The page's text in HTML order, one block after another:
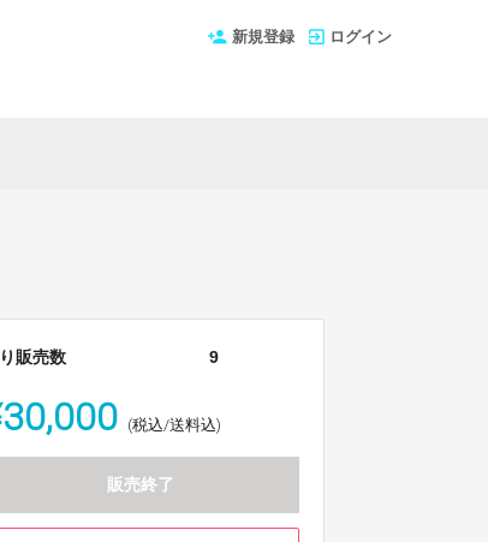
新規登録 ログイン
販売数 9
(税込/送料込)
販売終了